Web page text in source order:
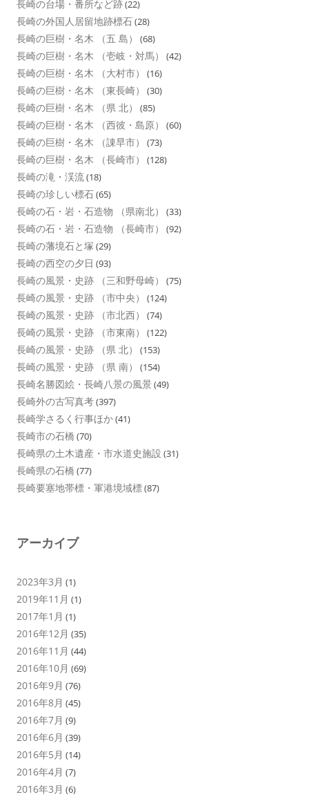
長崎の台場・番所など跡(22)
長崎の外国人居留地跡標石(28)
長崎の巨樹・名木 （五 島） (68)
長崎の巨樹・名木 （壱岐・対馬） (42)
長崎の巨樹・名木 （大村市） (16)
長崎の巨樹・名木 （東長崎） (30)
長崎の巨樹・名木 （県 北） (85)
長崎の巨樹・名木 （西彼・島原） (60)
長崎の巨樹・名木 （諌早市） (73)
長崎の巨樹・名木 （長崎市） (128)
長崎の滝・渓流(18)
長崎の珍しい標石(65)
長崎の石・岩・石造物 （県南北） (33)
長崎の石・岩・石造物 （長崎市） (92)
長崎の藩境石と塚 (29)
長崎の西空の夕日 (93)
長崎の風景・史跡 （三和野母崎） (75)
長崎の風景・史跡 （市中央） (124)
長崎の風景・史跡 （市北西） (74)
長崎の風景・史跡 （市東南） (122)
長崎の風景・史跡 （県 北） (153)
長崎の風景・史跡 （県 南） (154)
長崎名勝図絵・長崎八景の風景 (49)
長崎外の古写真考(397)
長崎学さるく行事ほか(41)
長崎市の石橋 (70)
長崎県の土木遺産・市水道史施設 (31)
長崎県の石橋 (77)
長崎要塞地帯標・軍港境域標(87)
アーカイブ
2023年3月 (1)
2019年11月 (1)
2017年1月 (1)
2016年12月 (35)
2016年11月 (44)
2016年10月 (69)
2016年9月 (76)
2016年8月 (45)
2016年7月 (9)
2016年6月 (39)
2016年5月 (14)
2016年4月 (7)
2016年3月 (6)